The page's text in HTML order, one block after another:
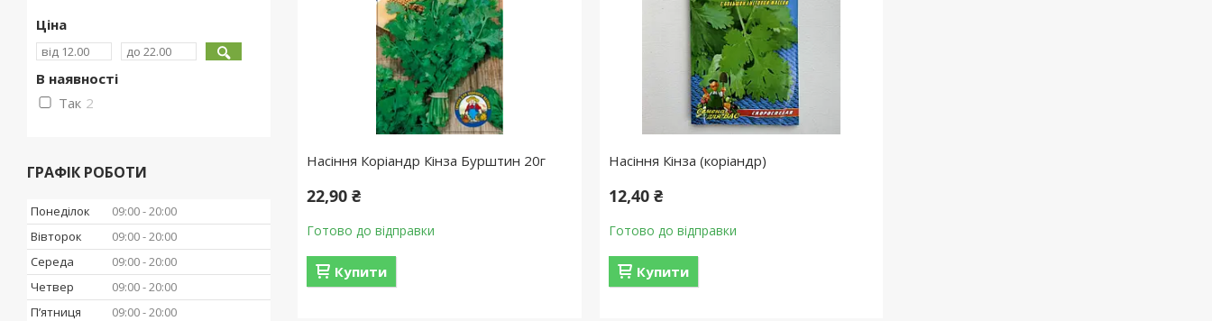
Насіння Коріандр Кінза Бурштин 20г
22,90 ₴
Готово до відправки
Купити
Насіння Кінза (коріандр)
12,40 ₴
Готово до відправки
Купити
Ціна
В наявності
Так 2
ГРАФІК РОБОТИ
Понеділок 09:00 20:00
Вівторок
09:00 20:00
Середа
09:00 20:00
Четвер
09:00 20:00
Пʼятниця
09:00 20:00